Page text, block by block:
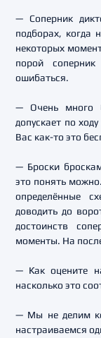
— Соперник
подборах, когда
некоторых
порой
ошибаться.
— Очень много
допускает по
Вас как-то это
— Броски
это понять
определённые
доводить до
достоинств
моменты. На
— Как оцените
насколько это
— Мы не делим
настраиваемся